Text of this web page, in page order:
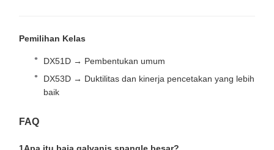
Pemilihan Kelas
DX51D → Pembentukan umum
DX53D → Duktilitas dan kinerja pencetakan yang lebih
baik
FAQ